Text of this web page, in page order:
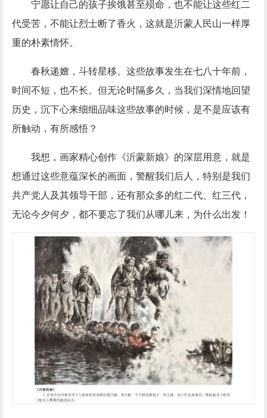
宁愿让自己的孩子挨饿甚至殒命，也不能让这些红二
代受苦，不能让烈士断了香火，这就是沂蒙人民山一样厚
重的朴素情怀。
春秋递嬗，斗转星移。这些故事发生在七八十年前，
时间不短，也不长。但无论时隔多久，当我们深情地回望
历史，沉下心来细细品味这些故事的时候，是不是应该有
所触动，有所感悟？
我想，画家精心创作《沂蒙新娘》的深层用意，就是
想通过这些意蕴深长的画面，警醒我们后人，特别是我们
共产党人及其领导干部，还有那众多的红二代、红三代，
无论今夕何夕，都不要忘了我们从哪儿来，为什么出发！